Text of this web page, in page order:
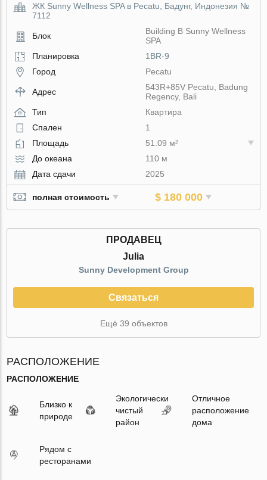
ЖК Sunny Wellness SPA в Pecatu, Бадунг, Индонезия №
7112
Блок
Building B Sunny Wellness
SPA
Планировка
1BR-9
Город
Pecatu
Адрес
543R+85V Pecatu, Badung
Regency, Bali
Тип
Квартира
Спален
1
Площадь
51.09 м²
До океана
110 м
Дата сдачи
2025
полная стоимость $ 180 000
ПРОДАВЕЦ
Julia
Sunny Development Group
Связаться
Ещё 39 объектов
РАСПОЛОЖЕНИЕ
РАСПОЛОЖЕНИЕ
Близко к
природе
Экологически
чистый
район
Отличное
расположение
дома
Рядом с
ресторанами